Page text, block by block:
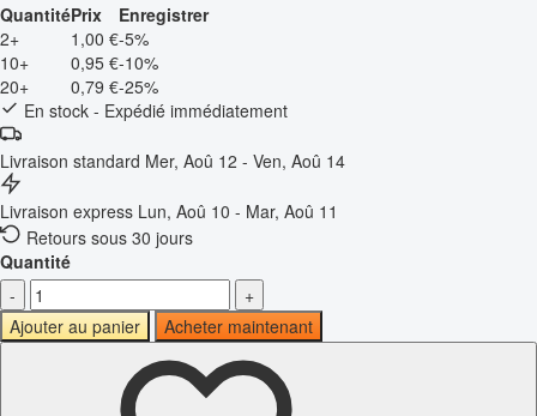
QuantitéPrix
Enregistrer
2+
1,00 €-5%
10+
0,95 €-10%
20+
0,79 €-25%
En stock - Expédié immédiatement
Livraison standard Mer, Aoû 12 - Ven, Aoû 14
Livraison express Lun, Aoû 10 - Mar, Aoû 11
Retours sous 30 jours
Quantité
-
+
Ajouter au panier
Acheter maintenant